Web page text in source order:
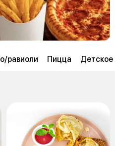
равиоли Пицца